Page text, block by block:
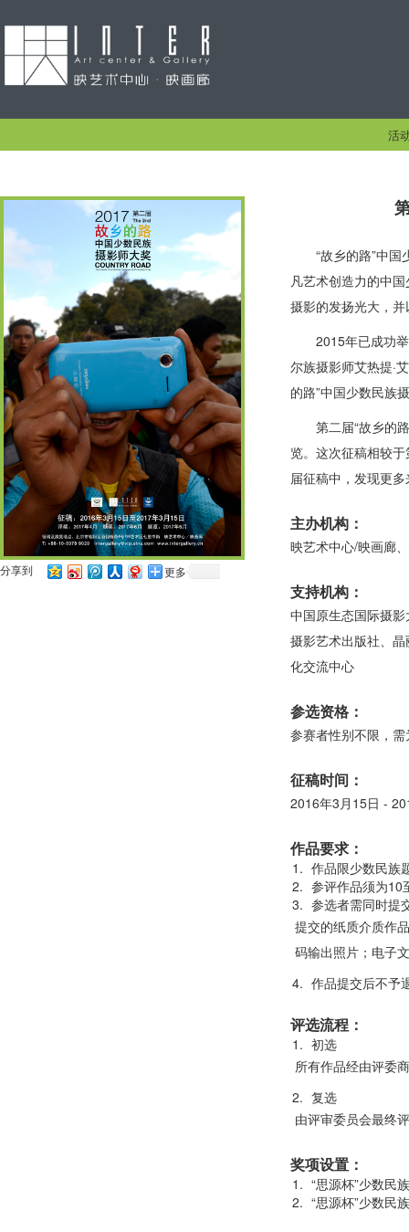
活
分享到 更多
“故乡的路”中
凡艺术创造力的中
摄影的发扬光大，
2015年已成功
尔族摄影师艾热提·
的路”中国少数民族
第二届“故乡的
览。这次征稿相较
届征稿中，发现更
主办机构：
映艺术中心/映画廊
支持机构：
中国原生态国际摄
摄影艺术出版社、
化交流中心
参选资格：
参赛者性别不限，
征稿时间：
2016年3月15日 -
作品要求：
作品限少数民族
参评作品须为10
参选者需同时提
提交的纸质介质作
码输出照片；电子
作品提交后不予
评选流程：
初选
所有作品经由评委
复选
由评审委员会最终
奖项设置：
“思源杯”少数民
“思源杯”少数民